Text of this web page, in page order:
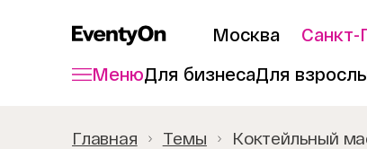
Москва Санкт-
МенюДля бизнесаДля
Главная Темы Коктейльный